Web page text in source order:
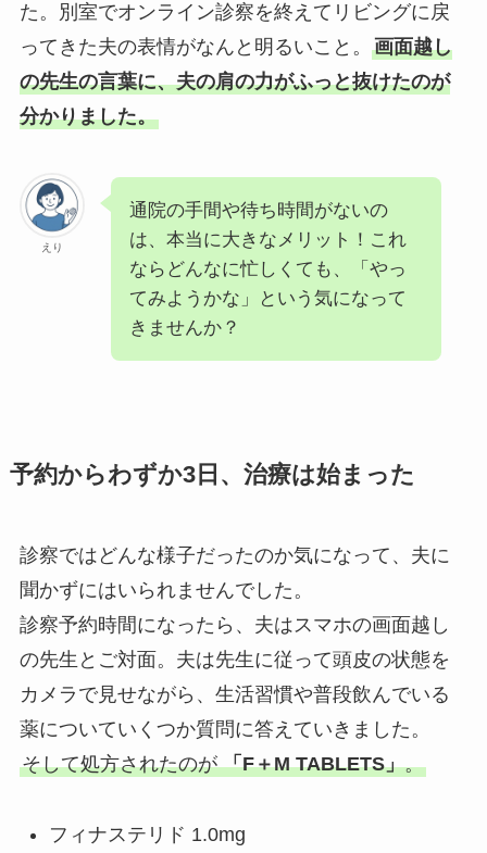
た。別室でオンライン診察を終えてリビングに戻
ってきた夫の表情がなんと明るいこと。 画面越し
の先生の言葉に、夫の肩の力がふっと抜けたのが
分かりました。
えり
通院の手間や待ち時間がないの
は、本当に大きなメリット！これ
ならどんなに忙しくても、「やっ
てみようかな」という気になって
きませんか？
予約からわずか3日、治療は始まった
診察ではどんな様子だったのか気になって、夫に
聞かずにはいられませんでした。
診察予約時間になったら、夫はスマホの画面越し
の先生とご対面。夫は先生に従って頭皮の状態を
カメラで見せながら、生活習慣や普段飲んでいる
薬についていくつか質問に答えていきました。
そして処方されたのが「F＋M TABLETS」。
フィナステリド 1.0mg